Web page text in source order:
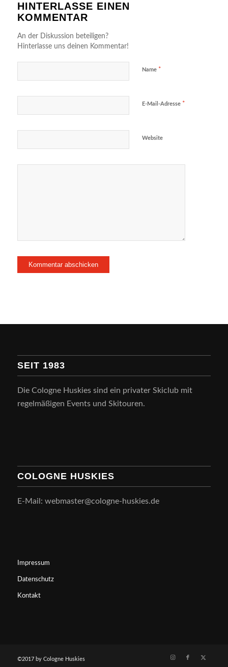
HINTERLASSE EINEN
KOMMENTAR
An der Diskussion beteiligen?
Hinterlasse uns deinen Kommentar!
Name *
E-Mail-Adresse *
Website
SEIT 1983
Die Cologne Huskies sind ein privater Skiclub mit
regelmäßigen Events und Skitouren.
COLOGNE HUSKIES
E-Mail: webmaster@cologne-huskies.de
Impressum
Datenschutz
Kontakt
©2017 by Cologne Huskies